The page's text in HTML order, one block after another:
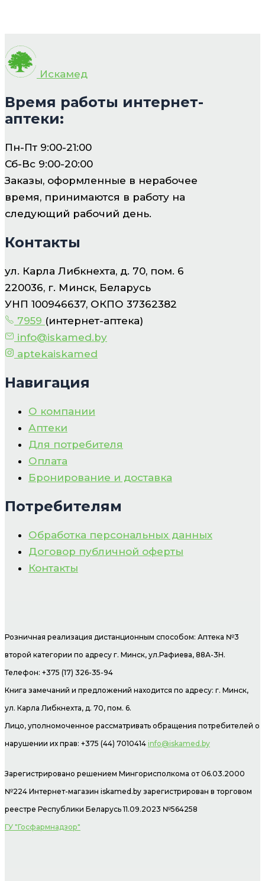
Искамед
Время работы интернет-
аптеки:
Пн-Пт 9:00-21:00
Сб-Вс 9:00-20:00
Заказы, оформленные в нерабочее
время, принимаются в работу на
следующий рабочий день.
Контакты
ул. Карла Либкнехта, д. 70, пом. 6
220036, г. Минск, Беларусь
УНП 100946637, ОКПО 37362382
7959 (интернет-аптека)
info@iskamed.by
aptekaiskamed
Навигация
О компании
Аптеки
Для потребителя
Оплата
Бронирование и доставка
Потребителям
Обработка персональных данных
Договор публичной оферты
Контакты
Розничная реализация дистанционным способом: Аптека №3
второй категории по адресу г. Минск, ул.Рафиева, 88А-3Н.
Телефон: +375 (17) 326-35-94
Книга замечаний и предложений находится по адресу: г. Минск,
ул. Карла Либкнехта, д. 70, пом. 6.
Лицо, уполномоченное рассматривать обращения потребителей о
нарушении их прав: +375 (44) 7010414 info@iskamed.by
Зарегистрировано решением Мингорисполкома от 06.03.2000
№224 Интернет-магазин iskamed.by зарегистрирован в торговом
реестре Республики Беларусь 11.09.2023 №564258
ГУ "Госфармнадзор"